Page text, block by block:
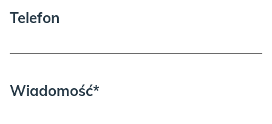
Telefon
Wiadomość*